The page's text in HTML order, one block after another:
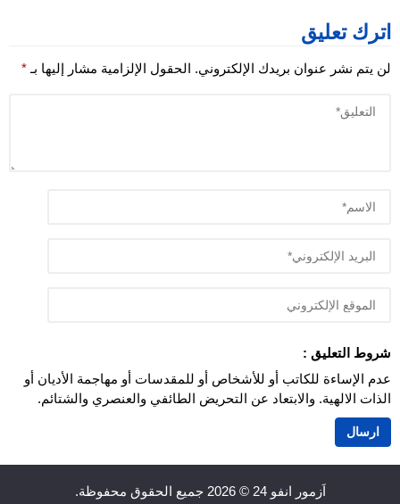
اترك تعليق
لن يتم نشر عنوان بريدك الإلكتروني. الحقول الإلزامية مشار إليها بـ *
شروط التعليق :
عدم الإساءة للكاتب أو للأشخاص أو للمقدسات أو مهاجمة الأديان أو
الذات الالهية. والابتعاد عن التحريض الطائفي والعنصري والشتائم.
اَزمور انفو 24 © 2026 جميع الحقوق محفوظة.